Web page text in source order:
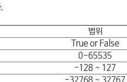
범위
True or False
0~65535
-128 ~ 127